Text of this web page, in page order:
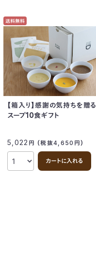
送料無料
【箱入り】感謝の気持ちを贈る
スープ10食ギフト
5,022 円 （税抜4,650 円）
カートに入れる